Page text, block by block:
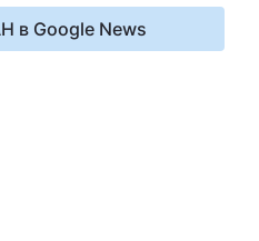
в Google News